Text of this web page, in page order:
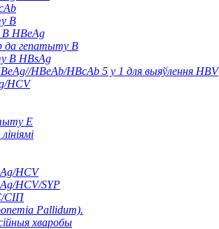
B
HBeAg
да гепатыту B
B HBsAg
HBeAb/HBcAb 5 у 1 для выяўлення HBV
HCV
Е
HCV
HCV/SYP
СІП
Pallidum).
хваробы